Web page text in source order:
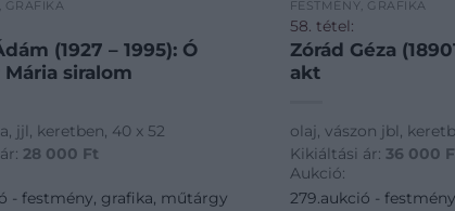
GRAFIKA
– 1995): Ó
siralom
jjl, keretben, 40 x 52
28 000 Ft
- festmény, grafika, műtárgy
FESTMÉNY, GRAFIKA
58. tétel:
Zórád Géza
akt
olaj, vászon jbl,
Kikiáltási ár: 36 000
Aukció:
279.aukció -